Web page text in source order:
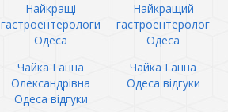
Найкращі
гастроентерологи
Одеса
Найкращий
гастроентеролог
Одеса
Чайка Ганна
Олександрівна
Одеса відгуки
Чайка Ганна
Одеса відгуки